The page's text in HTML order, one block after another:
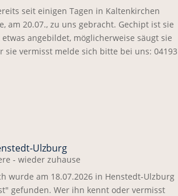
seit einigen Tagen in Kaltenkirchen
am 20.07., zu uns gebracht. Gechipt ist sie
angebildet, möglicherweise säugt sie
sie vermisst melde sich bitte bei uns: 04193
Ulzburg
- wieder zuhause
wurde am 18.07.2026 in Henstedt-Ulzburg
gefunden. Wer ihn kennt oder vermisst